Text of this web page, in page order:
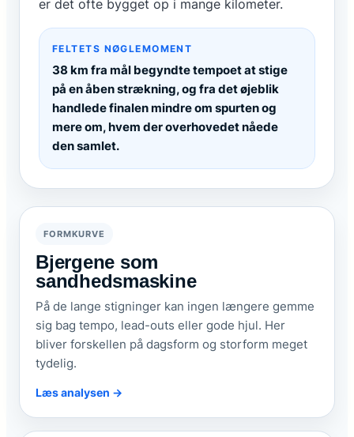
er det ofte bygget op i mange kilometer.
FELTETS NØGLEMOMENT
38 km fra mål begyndte tempoet at stige
på en åben strækning, og fra det øjeblik
handlede finalen mindre om spurten og
mere om, hvem der overhovedet nåede
den samlet.
FORMKURVE
Bjergene som
sandhedsmaskine
På de lange stigninger kan ingen længere gemme
sig bag tempo, lead-outs eller gode hjul. Her
bliver forskellen på dagsform og storform meget
tydelig.
Læs analysen →